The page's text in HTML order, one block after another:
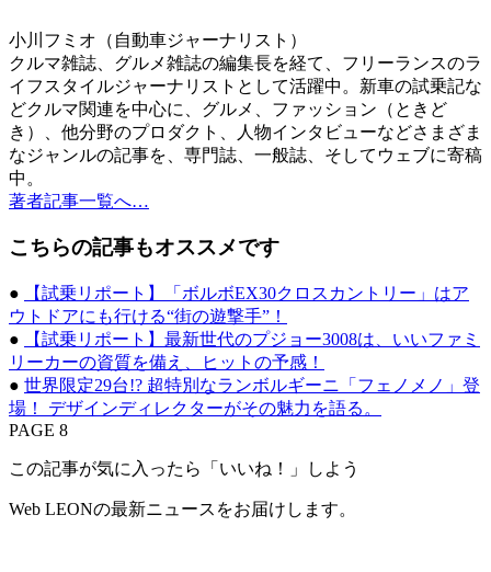
小川フミオ（自動車ジャーナリスト）
クルマ雑誌、グルメ雑誌の編集長を経て、フリーランスのラ
イフスタイルジャーナリストとして活躍中。新車の試乗記な
どクルマ関連を中心に、グルメ、ファッション（ときど
き）、他分野のプロダクト、人物インタビューなどさまざま
なジャンルの記事を、専門誌、一般誌、そしてウェブに寄稿
中。
著者記事一覧へ…
こちらの記事もオススメです
●
【試乗リポート】「ボルボEX30クロスカントリー」はア
ウトドアにも行ける“街の遊撃手”！
●
【試乗リポート】最新世代のプジョー3008は、いいファミ
リーカーの資質を備え、ヒットの予感！
● 世界限定29台!? 超特別なランボルギーニ「フェノメノ」登
場！ デザインディレクターがその魅力を語る。
PAGE 8
この記事が気に入ったら「いいね！」しよう
Web LEONの最新ニュースをお届けします。